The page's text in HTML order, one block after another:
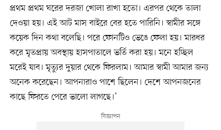
প্রথম প্রথম ঘরের দরজা খোলা রাখা হতো। এরপর থেকে তালা
দেওয়া হয়। এই আট মাস বাইরে বের হতে পারিনি। স্বামীর সঙ্গে
কয়েক দিন কথা বলেছি। পরে ফোনটিও ভেঙে ফেলা হয়। মারধর
করে মৃতপ্রায় অবস্থায় হাসপাতালে ভর্তি করা হয়। মনে হচ্ছিল
মরেই যাব। মৃত্যুর দুয়ার থেকে ফিরলাম। আমার স্বামী আমার জন্য
অনেক করেছেন। আপনারাও পাশে ছিলেন। দেশে আপনজনের
কাছে ফিরতে পেরে ভালো লাগছে।’